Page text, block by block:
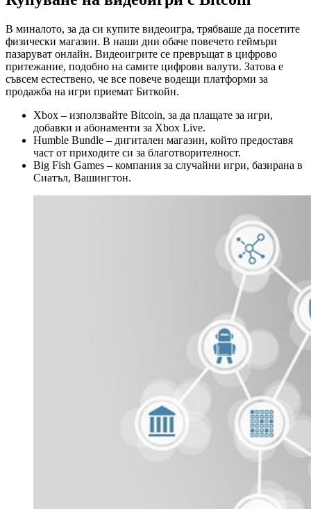
В миналото, за да си купите видеоигра, трябваше да посетите
физически магазин. В наши дни обаче повечето геймъри
пазаруват онлайн. Видеоигрите се превръщат в цифрово
притежание, подобно на самите цифрови валути. Затова е
съвсем естествено, че все повече водещи платформи за
продажба на игри приемат Биткойн.
Xbox – използвайте Bitcoin, за да плащате за игри,
добавки и абонаменти за Xbox Live.
Humble Bundle – дигитален магазин, който предоставя
част от приходите си за благотворителност.
Big Fish Games – компания за случайни игри, базирана в
Сиатъл, Вашингтон.